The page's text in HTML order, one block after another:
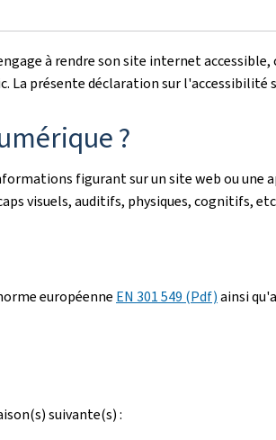
à rendre son site internet
La présente déclaration sur l'accessibilité
?
figurant sur un site web ou
visuels, auditifs, physiques, cognitifs,
européenne EN 301 549 (Pdf)ainsi
suivante(s) :